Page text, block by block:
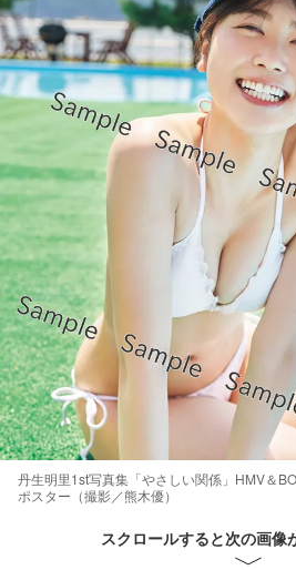
丹生明里1st写真集「やさしい関係」HMV＆
ポスター（撮影／熊木優）
スクロールすると次の画像